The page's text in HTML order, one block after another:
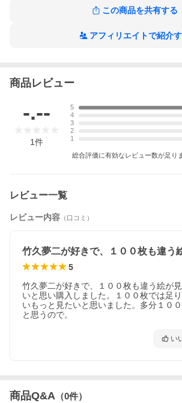
大正ロマンを代表する画家、竹久夢二の作品
んとして使いやすい「柄（がら）作品」を中
風景画など、さまざまな芸術的作品を便せん
ています。手紙をしたためて送るもよし、メ
り物に添えるもよし。さまざまな使いみちが
の紙を集めた本です。明治17（1884）年に
夢二。その作品は独特の情感をたたえた美人
して人気を博し、また、雑誌の表紙、便せん
ださい。
※本データはこの商品が発売された時点の情
この商品を共有する
アフィリエイトで紹介
商品レビュー
-.--
1件
5
4
3
2
1
総合評価に有効なレビュー数が足り
レビュー一覧
レビュー内容 （口コミ）
5
竹久夢二が好きで、１００枚も違う絵が
いと思い購入しました。１００枚では足
いもっと見たいと思いました。多分１０
と思うので。
い
商品Q&A （0件）